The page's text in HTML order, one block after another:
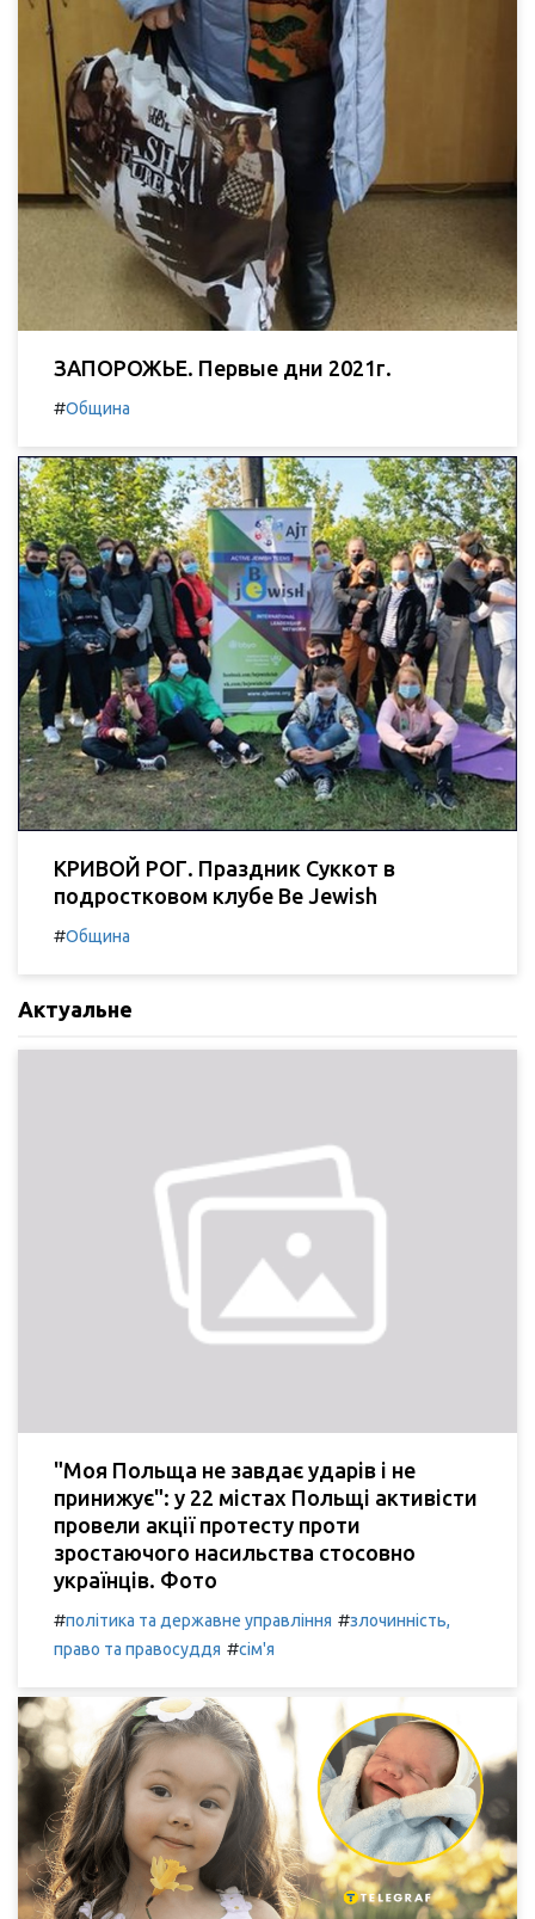
ЗАПОРОЖЬЕ. Первые дни 2021г.
#Община
КРИВОЙ РОГ. Праздник Суккот в
подростковом клубе Be Jewish
#Община
Актуальне
"Моя Польща не завдає ударів і не
принижує": у 22 містах Польщі активісти
провели акції протесту проти
зростаючого насильства стосовно
українців. Фото
#політика та державне управління #злочинність,
право та правосуддя #сім'я